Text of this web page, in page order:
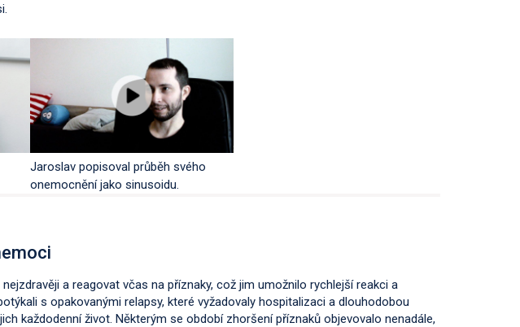
Jaroslav popisoval průběh svého
onemocnění jako sinusoidu.
a reagovat včas na příznaky, což jim umožnilo rychlejší reakci a
s opakovanými relapsy, které vyžadovaly hospitalizaci a dlouhodobou
každodenní život. Některým se období zhoršení příznaků objevovalo nenadále,